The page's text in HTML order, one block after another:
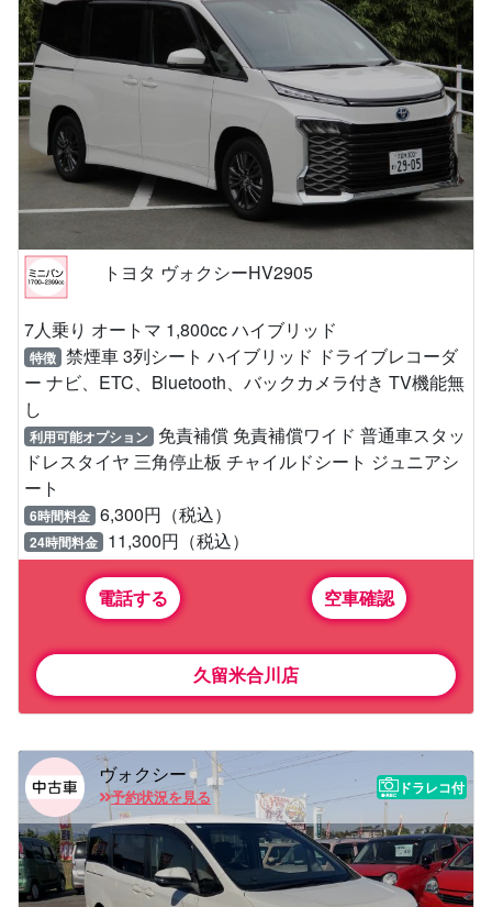
トヨタ ヴォクシーHV2905
7人乗り オートマ 1,800cc ハイブリッド
特徴 禁煙車 3列シート ハイブリッド ドライブレコーダ
ー ナビ、ETC、Bluetooth、バックカメラ付き TV機能無
し
利用可能オプション 免責補償 免責補償ワイド 普通車スタッ
ドレスタイヤ 三角停止板 チャイルドシート ジュニアシ
ート
6時間料金 6,300円（税込）
24時間料金 11,300円（税込）
電話する 空車確認
久留米合川店
ヴォクシー
予約状況を見る
ドラレコ付